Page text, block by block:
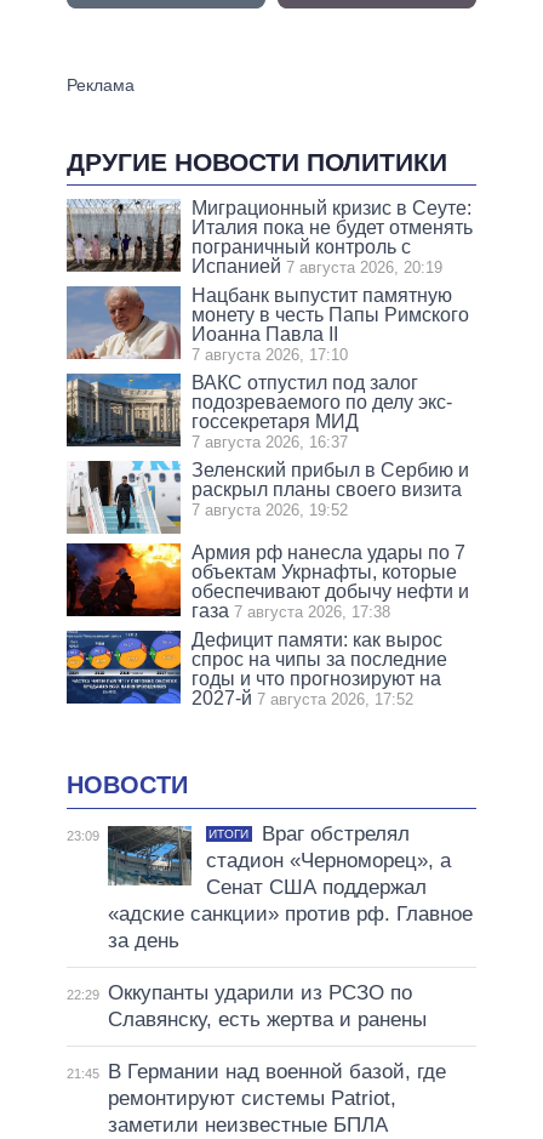
ДРУГИЕ НОВОСТИ ПОЛИТИКИ
Миграционный кризис в Сеуте:
Италия пока не будет отменять
пограничный контроль с
Испанией 7 августа 2026, 20:19
Нацбанк выпустит памятную
монету в честь Папы Римского
Иоанна Павла II
7 августа 2026, 17:10
ВАКС отпустил под залог
подозреваемого по делу экс-
госсекретаря МИД
7 августа 2026, 16:37
Зеленский прибыл в Сербию и
раскрыл планы своего визита
7 августа 2026, 19:52
Армия рф нанесла удары по 7
объектам Укрнафты, которые
обеспечивают добычу нефти и
газа 7 августа 2026, 17:38
Дефицит памяти: как вырос
спрос на чипы за последние
годы и что прогнозируют на
2027-й 7 августа 2026, 17:52
НОВОСТИ
23:09 ИТОГИ
Враг обстрелял
стадион «Черноморец», а
Сенат США поддержал
«адские санкции» против рф. Главное
за день
22:29 Оккупанты ударили из РСЗО по
Славянску, есть жертва и ранены
21:45
В Германии над военной базой, где
ремонтируют системы Patriot,
заметили неизвестные БПЛА